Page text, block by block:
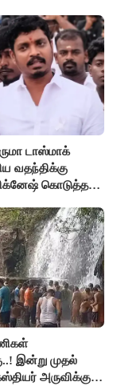
டாஸ்மாக்
வதந்திக்கு
கொடுத்த
இன்று முதல்
அருவிக்கு